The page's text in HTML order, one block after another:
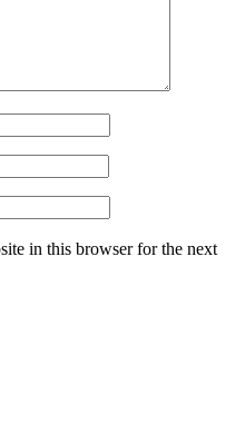
in this browser for the next